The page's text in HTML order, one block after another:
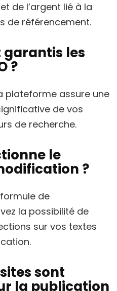
de l’argent lié à la
de référencement.
les
?
plateforme assure une
de vos
de recherche.
le
?
de
la possibilité de
sur vos textes
sont
la publication